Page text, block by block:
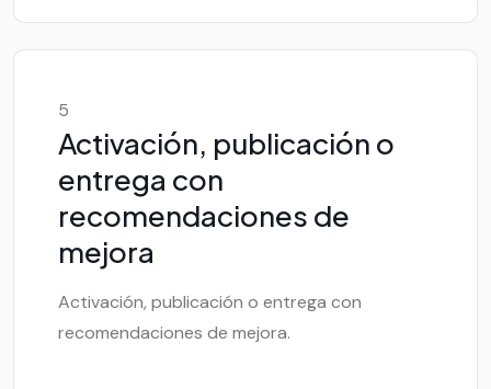
5
Activación, publicación o
entrega con
recomendaciones de
mejora
Activación, publicación o entrega con
recomendaciones de mejora.